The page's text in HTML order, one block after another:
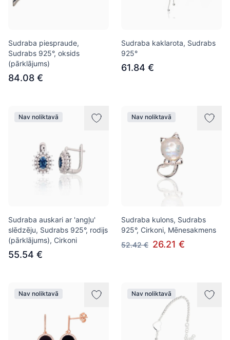
Sudraba piespraude,
Sudrabs 925°, oksids
(pārklājums)
84.08 €
Sudraba kaklarota, Sudrabs
925°
61.84 €
Nav noliktavā
Sudraba auskari ar 'angļu'
slēdzēju, Sudrabs 925°, rodijs
(pārklājums), Cirkoni
55.54 €
Nav noliktavā
Sudraba kulons, Sudrabs
925°, Cirkoni, Mēnesakmens
52.42 € 26.21 €
Nav noliktavā Nav noliktavā